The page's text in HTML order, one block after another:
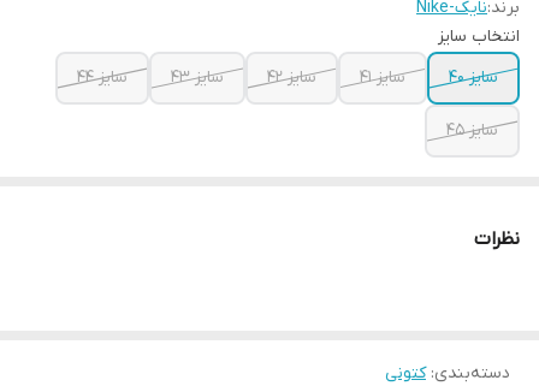
برند:نایک-Nike
انتخاب سایز
سایز ۴۰
سایز ۴۱ سایز ۴۲ سایز ۴۳ سایز ۴۴
سایز ۴۵
نظرات
دسته‌بندی:کتونی